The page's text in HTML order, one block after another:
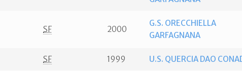
SF 2000
G.S. ORECCHIELLA
GARFAGNANA
SF 1999 U.S. QUERCIA DAO